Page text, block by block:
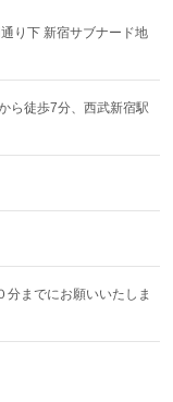
ら徒歩7分、西武新宿駅
までにお願いいたしま